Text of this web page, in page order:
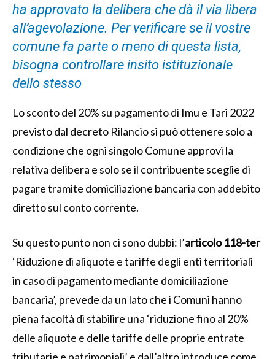
ha approvato la delibera che dà il via libera
all’agevolazione. Per verificare se il vostre
comune fa parte o meno di questa lista,
bisogna controllare insito istituzionale
dello stesso
Lo sconto del 20% su pagamento di Imu e Tari 2022
previsto dal decreto Rilancio si può ottenere solo a
condizione che ogni singolo Comune approvi la
relativa delibera e solo se il contribuente sceglie di
pagare tramite domiciliazione bancaria con addebito
diretto sul conto corrente.
Su questo punto non ci sono dubbi: l’articolo 118-ter
‘Riduzione di aliquote e tariffe degli enti territoriali
in caso di pagamento mediante domiciliazione
bancaria’, prevede da un lato che i Comuni hanno
piena facoltà di stabilire una ‘riduzione fino al 20%
delle aliquote e delle tariffe delle proprie entrate